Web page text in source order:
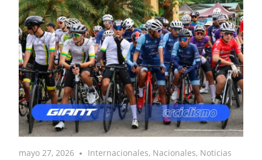
mayo 27, 2026 Internacionales, Nacionales, Noticias